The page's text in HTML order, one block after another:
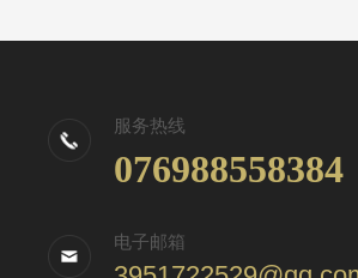
服务热线
076988558384
电子邮箱